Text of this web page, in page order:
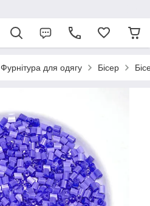
Фурнітура для одягу Бісер